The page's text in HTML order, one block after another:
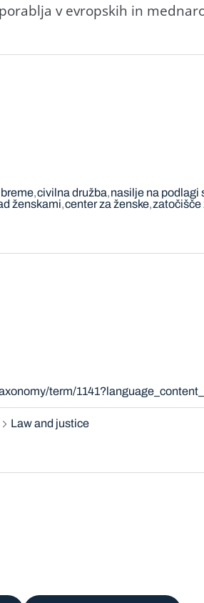
v evropskih in
civilna družba nasilje na podlagi
ženskami center za ženske zatočišče
term/
Law and justice